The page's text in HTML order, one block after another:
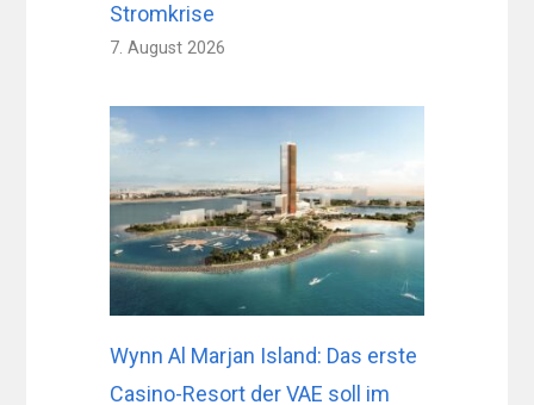
Stromkrise
7. August 2026
Wynn Al Marjan Island: Das erste
Casino-Resort der VAE soll im